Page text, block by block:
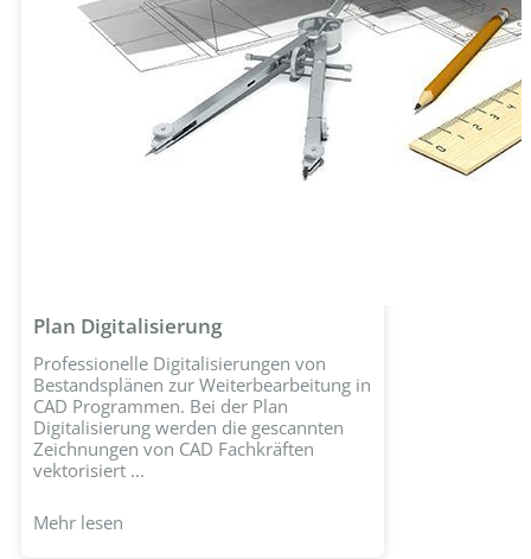
Plan Digitalisierung
Professionelle Digitalisierungen von
Bestandsplänen zur Weiterbearbeitung in
CAD Programmen. Bei der Plan
Digitalisierung werden die gescannten
Zeichnungen von CAD Fachkräften
vektorisiert ...
Mehr lesen